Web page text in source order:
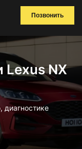
Позвонить
Lexus NX
диагностике